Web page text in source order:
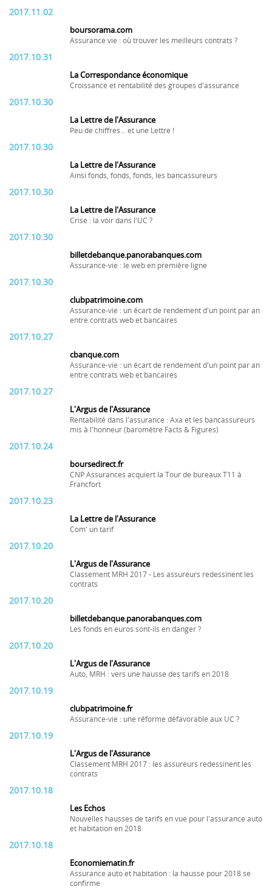
2017.11.02
boursorama.com
Assurance vie : où trouver les meilleurs contrats ?
2017.10.31
La Correspondance économique
Croissance et rentabilité des groupes d'assurance
2017.10.30
La Lettre de l'Assurance
Peu de chiffres... et une Lettre !
2017.10.30
La Lettre de l'Assurance
Ainsi fonds, fonds, fonds, les bancassureurs
2017.10.30
La Lettre de l'Assurance
Crise : la voir dans l'UC ?
2017.10.30
billetdebanque.panorabanques.com
Assurance-vie : le web en première ligne
2017.10.30
clubpatrimoine.com
Assurance-vie : un écart de rendement d'un point par an
entre contrats web et bancaires
2017.10.27
cbanque.com
Assurance-vie : un écart de rendement d'un point par an
entre contrats web et bancaires
2017.10.27
L'Argus de l'Assurance
Rentabilité dans l'assurance : Axa et les bancassureurs
mis à l'honneur (baromètre Facts & Figures)
2017.10.24
boursedirect.fr
CNP Assurances acquiert la Tour de bureaux T11 à
Francfort
2017.10.23
La Lettre de l'Assurance
Com' un tarif
2017.10.20
L'Argus de l'Assurance
Classement MRH 2017 - Les assureurs redessinent les
contrats
2017.10.20
billetdebanque.panorabanques.com
Les fonds en euros sont-ils en danger ?
2017.10.20
L'Argus de l'Assurance
Auto, MRH : vers une hausse des tarifs en 2018
2017.10.19
clubpatrimoine.fr
Assurance-vie : une réforme défavorable aux UC ?
2017.10.19
L'Argus de l'Assurance
Classement MRH 2017 : les assureurs redessinent les
contrats
2017.10.18
Les Echos
Nouvelles hausses de tarifs en vue pour l'assurance auto
et habitation en 2018
2017.10.18
Economiematin.fr
Assurance auto et habitation : la hausse pour 2018 se
confirme